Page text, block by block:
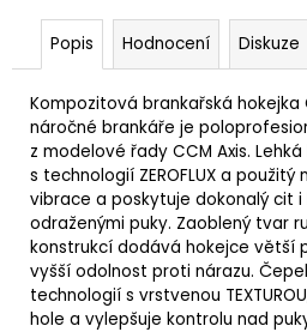
Popis Hodnocení Diskuze
Kompozitová brankařská hokejka
náročné brankáře je
z modelové řady CCM Axis.
s technologií ZEROFLUX a
vibrace a poskytuje dokonalý cit i
odraženými puky. Zaoblený tvar
konstrukcí dodává hokejce větší
vyšší odolnost proti nárazu.
technologií s vrstvenou
hole a vylepšuje kontrolu nad